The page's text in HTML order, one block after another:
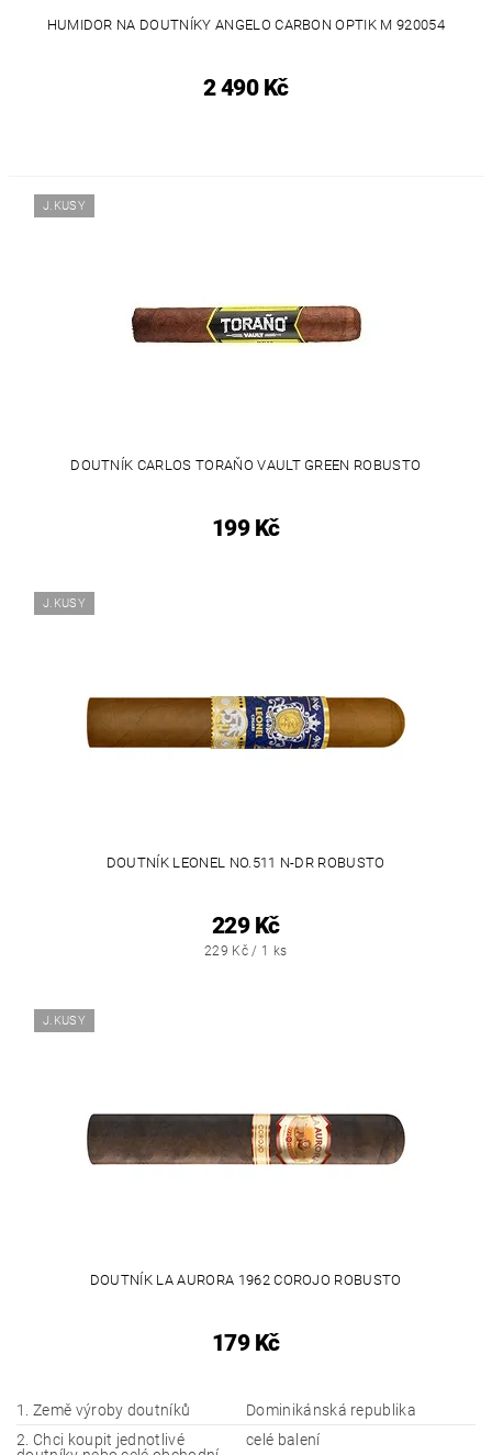
HUMIDOR NA DOUTNÍKY ANGELO CARBON OPTIK M 920054
2 490 Kč
J.KUSY
DOUTNÍK CARLOS TORAŇO VAULT GREEN ROBUSTO
199 Kč
J.KUSY
DOUTNÍK LEONEL NO.511 N-DR ROBUSTO
229 Kč
229 Kč / 1 ks
J.KUSY
DOUTNÍK LA AURORA 1962 COROJO ROBUSTO
179 Kč
1. Země výroby doutníků
Dominikánská republika
2. Chci koupit jednotlivé
celé balení